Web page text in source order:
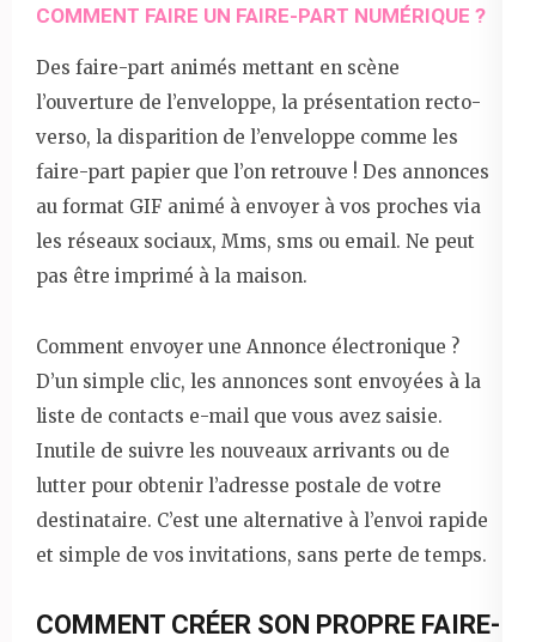
COMMENT FAIRE UN FAIRE-PART NUMÉRIQUE ?
Des faire-part animés mettant en scène
l’ouverture de l’enveloppe, la présentation recto-
verso, la disparition de l’enveloppe comme les
faire-part papier que l’on retrouve ! Des annonces
au format GIF animé à envoyer à vos proches via
les réseaux sociaux, Mms, sms ou email. Ne peut
pas être imprimé à la maison.
Comment envoyer une Annonce électronique ?
D’un simple clic, les annonces sont envoyées à la
liste de contacts e-mail que vous avez saisie.
Inutile de suivre les nouveaux arrivants ou de
lutter pour obtenir l’adresse postale de votre
destinataire. C’est une alternative à l’envoi rapide
et simple de vos invitations, sans perte de temps.
COMMENT CRÉER SON PROPRE FAIRE-